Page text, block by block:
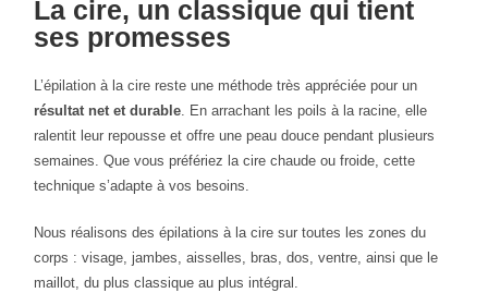
La cire, un classique qui tient
ses promesses
L’épilation à la cire reste une méthode très appréciée pour un
résultat net et durable. En arrachant les poils à la racine, elle
ralentit leur repousse et offre une peau douce pendant plusieurs
semaines. Que vous préfériez la cire chaude ou froide, cette
technique s’adapte à vos besoins.
Nous réalisons des épilations à la cire sur toutes les zones du
corps : visage, jambes, aisselles, bras, dos, ventre, ainsi que le
maillot, du plus classique au plus intégral.